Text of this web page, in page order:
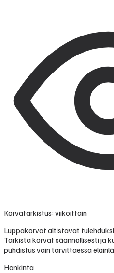
Korvatarkistus: viikoittain
Luppakorvat altistavat
Tarkista korvat säännöllisesti ja
puhdistus vain tarvittaessa
Hankinta